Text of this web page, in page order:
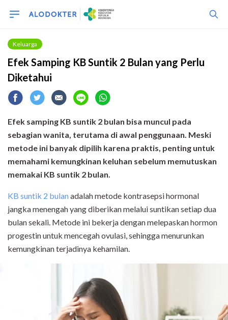
Keluarga
Efek Samping KB Suntik 2 Bulan yang Perlu
Diketahui
Efek samping KB suntik 2 bulan bisa muncul pada
sebagian wanita, terutama di awal penggunaan. Meski
metode ini banyak dipilih karena praktis, penting untuk
memahami kemungkinan keluhan sebelum memutuskan
memakai KB suntik 2 bulan.
KB suntik 2 bulanadalah metode kontrasepsi hormonal
jangka menengah yang diberikan melalui suntikan setiap dua
bulan sekali. Metode ini bekerja dengan melepaskan hormon
progestin untuk mencegah ovulasi, sehingga menurunkan
kemungkinan terjadinya kehamilan.